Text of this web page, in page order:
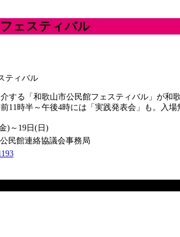
ェスティバル
する「和歌山市公民館フェスティバル」が和
11時半～午後4時には「実践発表会」も。入場
)～19日(日)
民館連絡協議会事務局